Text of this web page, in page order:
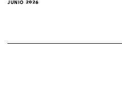
JUNIO 2026